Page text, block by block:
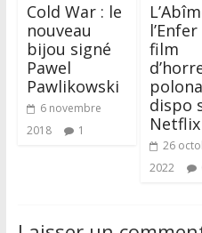
Cold War : le
nouveau
bijou signé
Pawel
Pawlikowski
6 novembre
2018
1
film
dispo
Netflix
26
2022